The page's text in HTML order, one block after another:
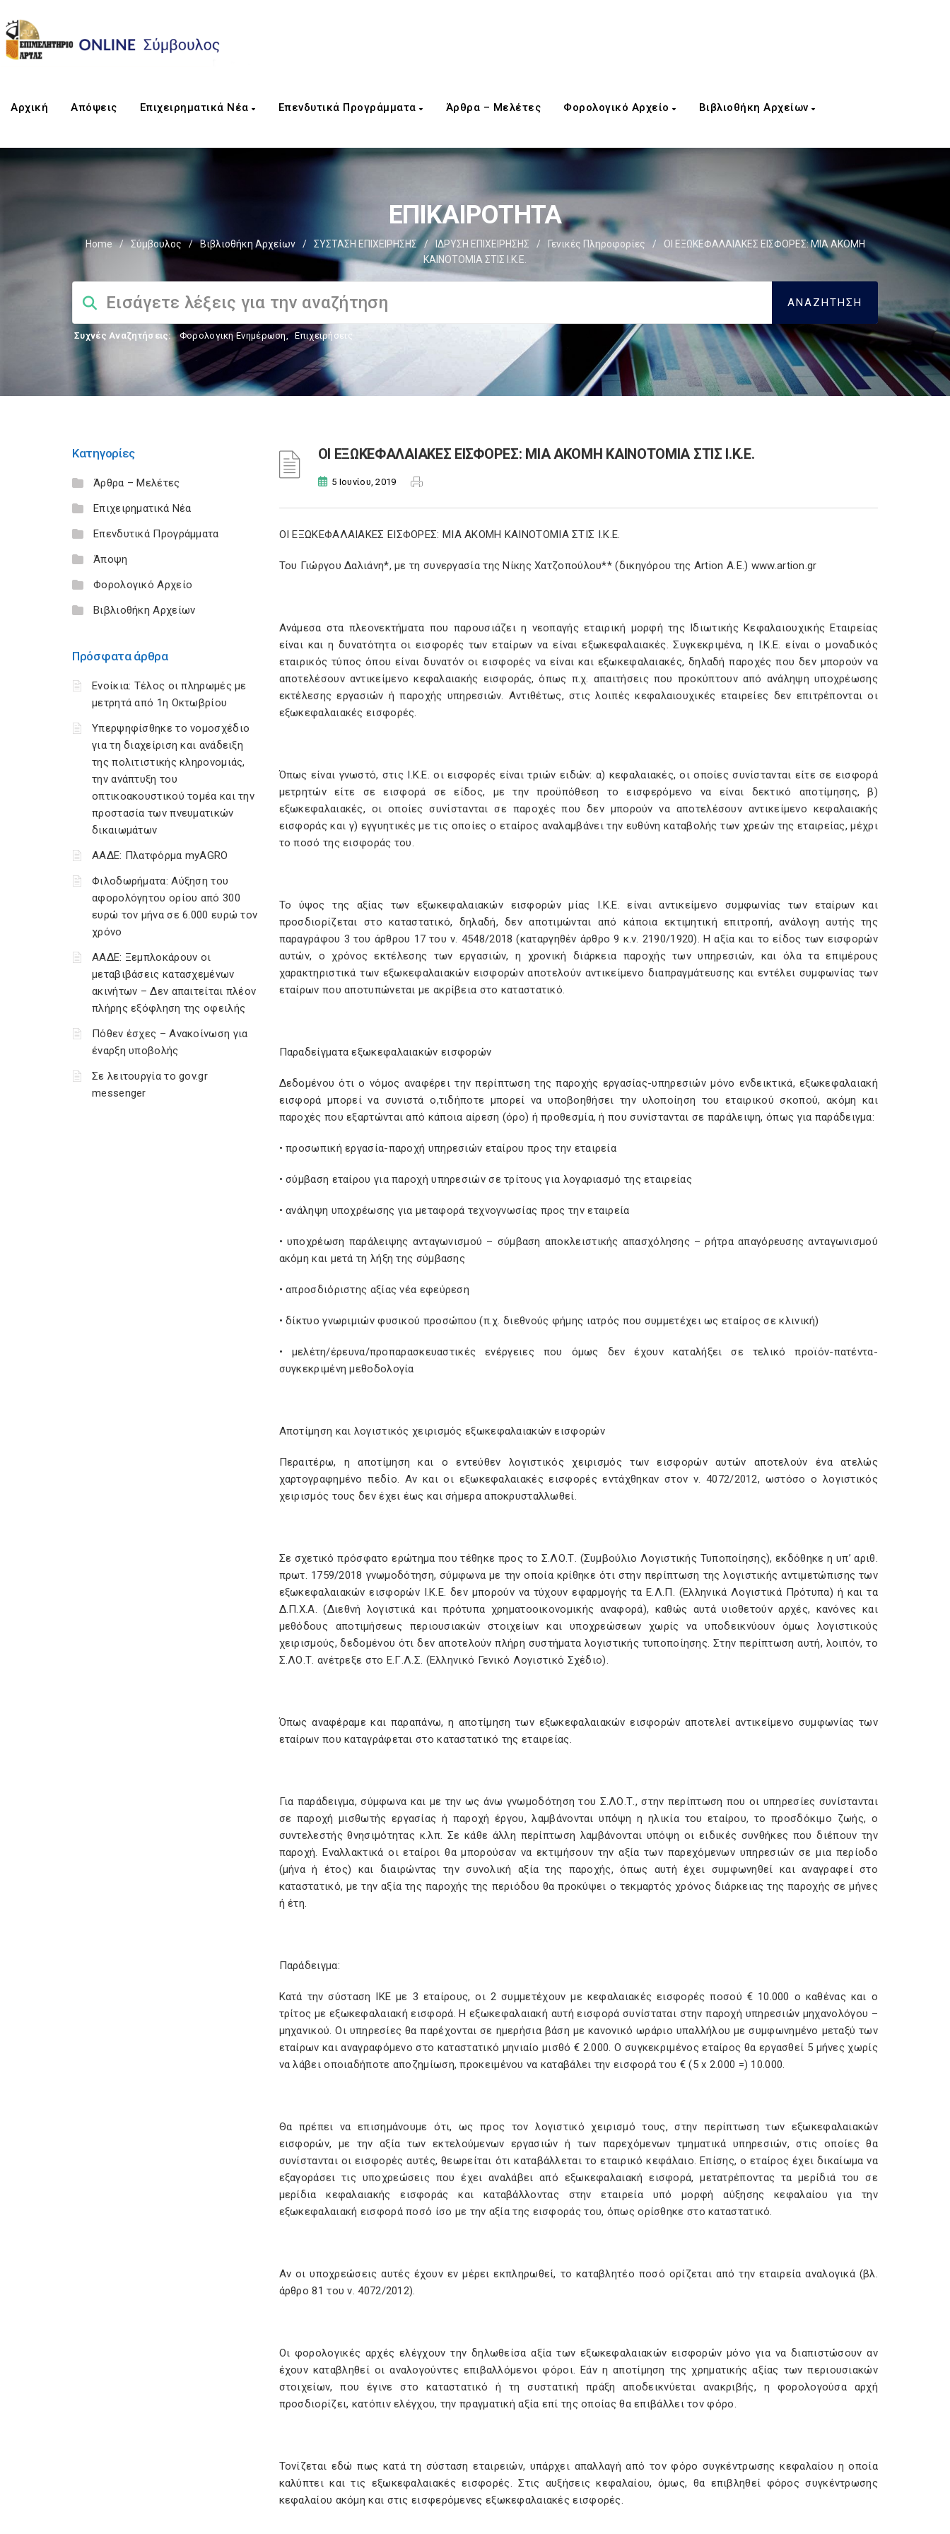
Αρχική Απόψεις Επιχειρηματικά Νέα Επενδυτικά Προγράμματα Άρθρα – Μελέτες Φορολογικό Αρχείο Βιβλιοθήκη Αρχείων
ΕΠΙΚΑΙΡΟΤΗΤΑ
Home / Σύμβουλος / Βιβλιοθήκη Αρχείων / ΣΥΣΤΑΣΗ ΕΠΙΧΕΙΡΗΣΗΣ / ΙΔΡΥΣΗ ΕΠΙΧΕΙΡΗΣΗΣ / Γενικές Πληροφορίες /
ΟΙ ΕΞΩΚΕΦΑΛΑΙΑΚΕΣ ΕΙΣΦΟΡΕΣ: ΜΙΑ ΑΚΟΜΗ
ΚΑΙΝΟΤΟΜΙΑ ΣΤΙΣ Ι.Κ.Ε.
Συχνές Αναζητήσεις: Φορολογικη Ενημέρωση, Επιχειρήσεις
Κατηγορίες
Άρθρα – Μελέτες
Επιχειρηματικά Νέα
Επενδυτικά Προγράμματα
Άποψη
Φορολογικό Αρχείο
Βιβλιοθήκη Αρχείων
Πρόσφατα άρθρα
Ενοίκια: Τέλος οι πληρωμές με
μετρητά από 1η Οκτωβρίου
Υπερψηφίσθηκε το νομοσχέδιο
για τη διαχείριση και ανάδειξη
της πολιτιστικής κληρονομιάς,
την ανάπτυξη του
οπτικοακουστικού τομέα και την
προστασία των πνευματικών
δικαιωμάτων
ΑΑΔΕ: Πλατφόρμα myAGRO
Φιλοδωρήματα: Αύξηση του
αφορολόγητου ορίου από 300
ευρώ τον μήνα σε 6.000 ευρώ τον
χρόνο
ΑΑΔΕ: Ξεμπλοκάρουν οι
μεταβιβάσεις κατασχεμένων
ακινήτων – Δεν απαιτείται πλέον
πλήρης εξόφληση της οφειλής
Πόθεν έσχες – Ανακοίνωση για
έναρξη υποβολής
Σε λειτουργία το gov.gr
messenger
ΟΙ ΕΞΩΚΕΦΑΛΑΙΑΚΕΣ ΕΙΣΦΟΡΕΣ: ΜΙΑ ΑΚΟΜΗ ΚΑΙΝΟΤΟΜΙΑ ΣΤΙΣ Ι.Κ.Ε.
5 Ιουνίου, 2019
ΟΙ ΕΞΩΚΕΦΑΛΑΙΑΚΕΣ ΕΙΣΦΟΡΕΣ: ΜΙΑ ΑΚΟΜΗ ΚΑΙΝΟΤΟΜΙΑ ΣΤΙΣ Ι.Κ.Ε.
Του Γιώργου Δαλιάνη*, με τη συνεργασία της Νίκης Χατζοπούλου** (δικηγόρου της Artion A.E.) www.artion.gr
Ανάμεσα στα πλεονεκτήματα που παρουσιάζει η νεοπαγής εταιρική μορφή της Ιδιωτικής Κεφαλαιουχικής Εταιρείας
είναι και η δυνατότητα οι εισφορές των εταίρων να είναι εξωκεφαλαιακές. Συγκεκριμένα, η Ι.Κ.Ε. είναι ο μοναδικός
εταιρικός τύπος όπου είναι δυνατόν οι εισφορές να είναι και εξωκεφαλαιακές, δηλαδή παροχές που δεν μπορούν να
αποτελέσουν αντικείμενο κεφαλαιακής εισφοράς, όπως π.χ. απαιτήσεις που προκύπτουν από ανάληψη υποχρέωσης
εκτέλεσης εργασιών ή παροχής υπηρεσιών. Αντιθέτως, στις λοιπές κεφαλαιουχικές εταιρείες δεν επιτρέπονται οι
εξωκεφαλαιακές εισφορές.
Όπως είναι γνωστό, στις Ι.Κ.Ε. οι εισφορές είναι τριών ειδών: α) κεφαλαιακές, οι οποίες συνίστανται είτε σε εισφορά
μετρητών είτε σε εισφορά σε είδος, με την προϋπόθεση το εισφερόμενο να είναι δεκτικό αποτίμησης, β)
εξωκεφαλαιακές, οι οποίες συνίστανται σε παροχές που δεν μπορούν να αποτελέσουν αντικείμενο κεφαλαιακής
εισφοράς και γ) εγγυητικές με τις οποίες ο εταίρος αναλαμβάνει την ευθύνη καταβολής των χρεών της εταιρείας, μέχρι
το ποσό της εισφοράς του.
Το ύψος της αξίας των εξωκεφαλαιακών εισφορών μίας Ι.Κ.Ε. είναι αντικείμενο συμφωνίας των εταίρων και
προσδιορίζεται στο καταστατικό, δηλαδή, δεν αποτιμώνται από κάποια εκτιμητική επιτροπή, ανάλογη αυτής της
παραγράφου 3 του άρθρου 17 του ν. 4548/2018 (καταργηθέν άρθρο 9 κ.ν. 2190/1920). Η αξία και το είδος των εισφορών
αυτών, ο χρόνος εκτέλεσης των εργασιών, η χρονική διάρκεια παροχής των υπηρεσιών, και όλα τα επιμέρους
χαρακτηριστικά των εξωκεφαλαιακών εισφορών αποτελούν αντικείμενο διαπραγμάτευσης και εντέλει συμφωνίας των
εταίρων που αποτυπώνεται με ακρίβεια στο καταστατικό.
Παραδείγματα εξωκεφαλαιακών εισφορών
Δεδομένου ότι ο νόμος αναφέρει την περίπτωση της παροχής εργασίας-υπηρεσιών μόνο ενδεικτικά, εξωκεφαλαιακή
εισφορά μπορεί να συνιστά ο,τιδήποτε μπορεί να υποβοηθήσει την υλοποίηση του εταιρικού σκοπού, ακόμη και
παροχές που εξαρτώνται από κάποια αίρεση (όρο) ή προθεσμία, ή που συνίστανται σε παράλειψη, όπως για παράδειγμα:
• προσωπική εργασία-παροχή υπηρεσιών εταίρου προς την εταιρεία
• σύμβαση εταίρου για παροχή υπηρεσιών σε τρίτους για λογαριασμό της εταιρείας
• ανάληψη υποχρέωσης για μεταφορά τεχνογνωσίας προς την εταιρεία
• υποχρέωση παράλειψης ανταγωνισμού – σύμβαση αποκλειστικής απασχόλησης – ρήτρα απαγόρευσης ανταγωνισμού
ακόμη και μετά τη λήξη της σύμβασης
• απροσδιόριστης αξίας νέα εφεύρεση
• δίκτυο γνωριμιών φυσικού προσώπου (π.χ. διεθνούς φήμης ιατρός που συμμετέχει ως εταίρος σε κλινική)
• μελέτη/έρευνα/προπαρασκευαστικές ενέργειες που όμως δεν έχουν καταλήξει σε τελικό προϊόν-πατέντα-
συγκεκριμένη μεθοδολογία
Αποτίμηση και λογιστικός χειρισμός εξωκεφαλαιακών εισφορών
Περαιτέρω, η αποτίμηση και ο εντεύθεν λογιστικός χειρισμός των εισφορών αυτών αποτελούν ένα ατελώς
χαρτογραφημένο πεδίο. Αν και οι εξωκεφαλαιακές εισφορές εντάχθηκαν στον ν. 4072/2012, ωστόσο ο λογιστικός
χειρισμός τους δεν έχει έως και σήμερα αποκρυσταλλωθεί.
Σε σχετικό πρόσφατο ερώτημα που τέθηκε προς το Σ.ΛΟ.Τ. (Συμβούλιο Λογιστικής Τυποποίησης), εκδόθηκε η υπ’ αριθ.
πρωτ. 1759/2018 γνωμοδότηση, σύμφωνα με την οποία κρίθηκε ότι στην περίπτωση της λογιστικής αντιμετώπισης των
εξωκεφαλαιακών εισφορών Ι.Κ.Ε. δεν μπορούν να τύχουν εφαρμογής τα Ε.Λ.Π. (Ελληνικά Λογιστικά Πρότυπα) ή και τα
Δ.Π.Χ.Α. (Διεθνή λογιστικά και πρότυπα χρηματοοικονομικής αναφορά), καθώς αυτά υιοθετούν αρχές, κανόνες και
μεθόδους αποτιμήσεως περιουσιακών στοιχείων και υποχρεώσεων χωρίς να υποδεικνύουν όμως λογιστικούς
χειρισμούς, δεδομένου ότι δεν αποτελούν πλήρη συστήματα λογιστικής τυποποίησης. Στην περίπτωση αυτή, λοιπόν, το
Σ.ΛΟ.Τ. ανέτρεξε στο Ε.Γ.Λ.Σ. (Ελληνικό Γενικό Λογιστικό Σχέδιο).
Όπως αναφέραμε και παραπάνω, η αποτίμηση των εξωκεφαλαιακών εισφορών αποτελεί αντικείμενο συμφωνίας των
εταίρων που καταγράφεται στο καταστατικό της εταιρείας.
Για παράδειγμα, σύμφωνα και με την ως άνω γνωμοδότηση του Σ.ΛΟ.Τ., στην περίπτωση που οι υπηρεσίες συνίστανται
σε παροχή μισθωτής εργασίας ή παροχή έργου, λαμβάνονται υπόψη η ηλικία του εταίρου, το προσδόκιμο ζωής, ο
συντελεστής θνησιμότητας κ.λπ. Σε κάθε άλλη περίπτωση λαμβάνονται υπόψη οι ειδικές συνθήκες που διέπουν την
παροχή. Εναλλακτικά οι εταίροι θα μπορούσαν να εκτιμήσουν την αξία των παρεχόμενων υπηρεσιών σε μια περίοδο
(μήνα ή έτος) και διαιρώντας την συνολική αξία της παροχής, όπως αυτή έχει συμφωνηθεί και αναγραφεί στο
καταστατικό, με την αξία της παροχής της περιόδου θα προκύψει ο τεκμαρτός χρόνος διάρκειας της παροχής σε μήνες
ή έτη.
Παράδειγμα:
Κατά την σύσταση ΙΚΕ με 3 εταίρους, οι 2 συμμετέχουν με κεφαλαιακές εισφορές ποσού € 10.000 ο καθένας και ο
τρίτος με εξωκεφαλαιακή εισφορά. Η εξωκεφαλαιακή αυτή εισφορά συνίσταται στην παροχή υπηρεσιών μηχανολόγου –
μηχανικού. Οι υπηρεσίες θα παρέχονται σε ημερήσια βάση με κανονικό ωράριο υπαλλήλου με συμφωνημένο μεταξύ των
εταίρων και αναγραφόμενο στο καταστατικό μηνιαίο μισθό € 2.000. Ο συγκεκριμένος εταίρος θα εργασθεί 5 μήνες χωρίς
να λάβει οποιαδήποτε αποζημίωση, προκειμένου να καταβάλει την εισφορά του € (5 x 2.000 =) 10.000.
Θα πρέπει να επισημάνουμε ότι, ως προς τον λογιστικό χειρισμό τους, στην περίπτωση των εξωκεφαλαιακών
εισφορών, με την αξία των εκτελούμενων εργασιών ή των παρεχόμενων τμηματικά υπηρεσιών, στις οποίες θα
συνίστανται οι εισφορές αυτές, θεωρείται ότι καταβάλλεται το εταιρικό κεφάλαιο. Επίσης, ο εταίρος έχει δικαίωμα να
εξαγοράσει τις υποχρεώσεις που έχει αναλάβει από εξωκεφαλαιακή εισφορά, μετατρέποντας τα μερίδιά του σε
μερίδια κεφαλαιακής εισφοράς και καταβάλλοντας στην εταιρεία υπό μορφή αύξησης κεφαλαίου για την
εξωκεφαλαιακή εισφορά ποσό ίσο με την αξία της εισφοράς του, όπως ορίσθηκε στο καταστατικό.
Αν οι υποχρεώσεις αυτές έχουν εν μέρει εκπληρωθεί, το καταβλητέο ποσό ορίζεται από την εταιρεία αναλογικά (βλ.
άρθρο 81 του ν. 4072/2012).
Οι φορολογικές αρχές ελέγχουν την δηλωθείσα αξία των εξωκεφαλαιακών εισφορών μόνο για να διαπιστώσουν αν
έχουν καταβληθεί οι αναλογούντες επιβαλλόμενοι φόροι. Εάν η αποτίμηση της χρηματικής αξίας των περιουσιακών
στοιχείων, που έγινε στο καταστατικό ή τη συστατική πράξη αποδεικνύεται ανακριβής, η φορολογούσα αρχή
προσδιορίζει, κατόπιν ελέγχου, την πραγματική αξία επί της οποίας θα επιβάλλει τον φόρο.
Τονίζεται εδώ πως κατά τη σύσταση εταιρειών, υπάρχει απαλλαγή από τον φόρο συγκέντρωσης κεφαλαίου η οποία
καλύπτει και τις εξωκεφαλαιακές εισφορές. Στις αυξήσεις κεφαλαίου, όμως, θα επιβληθεί φόρος συγκέντρωσης
κεφαλαίου ακόμη και στις εισφερόμενες εξωκεφαλαιακές εισφορές.